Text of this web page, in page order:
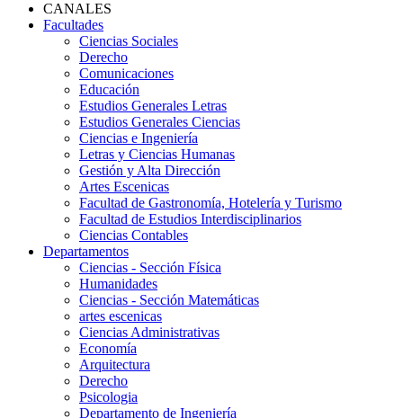
CANALES
Facultades
Ciencias Sociales
Derecho
Comunicaciones
Educación
Estudios Generales Letras
Estudios Generales Ciencias
Ciencias e Ingeniería
Letras y Ciencias Humanas
Gestión y Alta Dirección
Artes Escenicas
Facultad de Gastronomía, Hotelería y Turismo
Facultad de Estudios Interdisciplinarios
Ciencias Contables
Departamentos
Ciencias - Sección Física
Humanidades
Ciencias - Sección Matemáticas
artes escenicas
Ciencias Administrativas
Economía
Arquitectura
Derecho
Psicologia
Departamento de Ingeniería